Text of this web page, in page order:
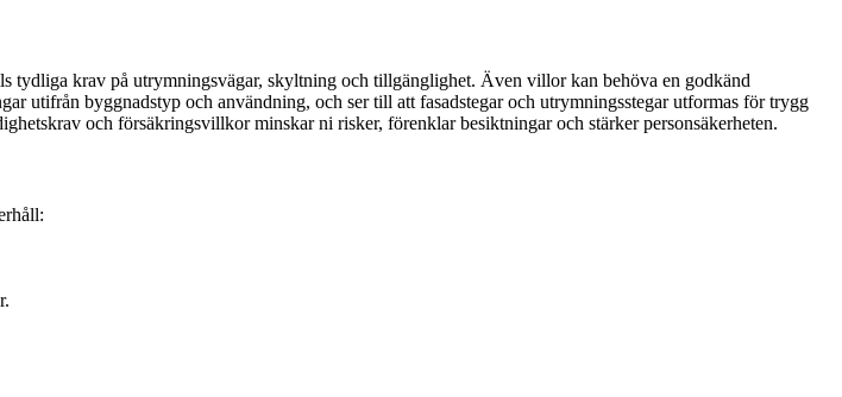
tydliga krav på utrymningsvägar, skyltning och tillgänglighet. Även villor kan behöva en godkänd
utifrån byggnadstyp och användning, och ser till att fasadstegar och utrymningsstegar utformas för trygg
och försäkringsvillkor minskar ni risker, förenklar besiktningar och stärker personsäkerheten.